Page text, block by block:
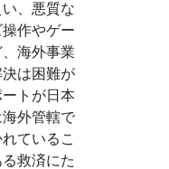
、悪質な
作やゲー
海外事業
は困難が
トが日本
外管轄で
ているこ
救済にた